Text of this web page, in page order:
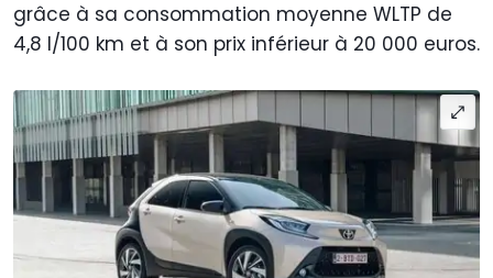
grâce à sa consommation moyenne WLTP de
4,8 l/100 km et à son prix inférieur à 20 000 euros.